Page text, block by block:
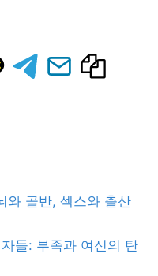
와 골반, 섹스와 출산
들: 부족과 여신의 탄